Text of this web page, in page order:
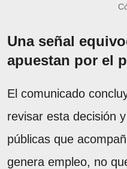
Una señal
apuestan por el
El comunicado
revisar esta decisión
públicas que
genera empleo, no